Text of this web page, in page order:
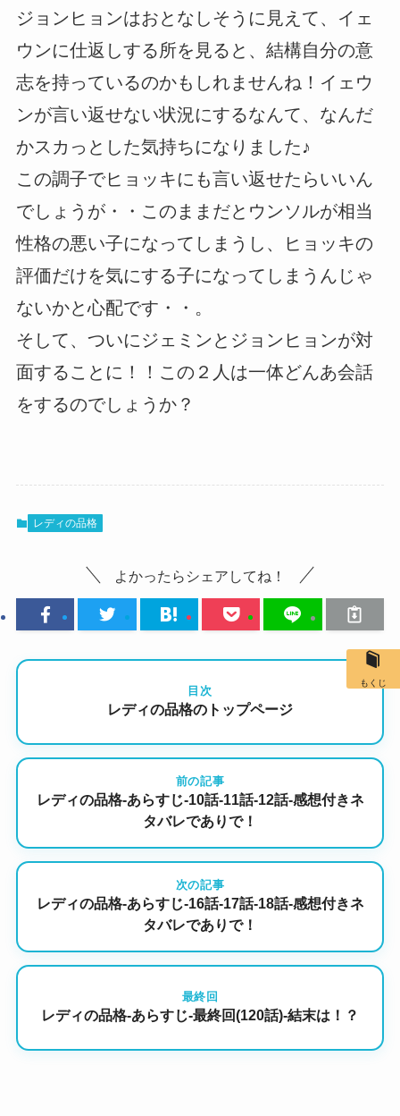
ジョンヒョンはおとなしそうに見えて、イェ
ウンに仕返しする所を見ると、結構自分の意
志を持っているのかもしれませんね！イェウ
ンが言い返せない状況にするなんて、なんだ
かスカっとした気持ちになりました♪
この調子でヒョッキにも言い返せたらいいん
でしょうが・・このままだとウンソルが相当
性格の悪い子になってしまうし、ヒョッキの
評価だけを気にする子になってしまうんじゃ
ないかと心配です・・。
そして、ついにジェミンとジョンヒョンが対
面することに！！この２人は一体どんあ会話
をするのでしょうか？
レディの品格
よかったらシェアしてね！
目次
レディの品格のトップページ
前の記事
レディの品格-あらすじ-10話-11話-12話-感想付きネ
タバレでありで！
次の記事
レディの品格-あらすじ-16話-17話-18話-感想付きネ
タバレでありで！
最終回
レディの品格-あらすじ-最終回(120話)-結末は！？
もくじ